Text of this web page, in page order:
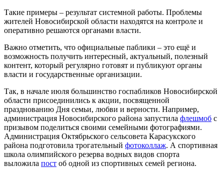
Такие примеры – результат системной работы. Проблемы
жителей Новосибирской области находятся на контроле и
оперативно решаются органами власти.
Важно отметить, что официальные паблики – это ещё и
возможность получить интересный, актуальный, полезный
контент, который регулярно готовят и публикуют органы
власти и государственные организации.
Так, в начале июля большинство госпабликов Новосибирской
области присоединились к акции, посвященной
празднованию Дня семьи, любви и верности. Например,
администрация Новосибирского района запустила флешмоб с
призывом поделиться своими семейными фотографиями.
Администрация Октябрьского сельсовета Карасукского
района подготовила трогательный фотоколлаж. А спортивная
школа олимпийского резерва водных видов спорта
выложила пост об одной из спортивных семей региона.